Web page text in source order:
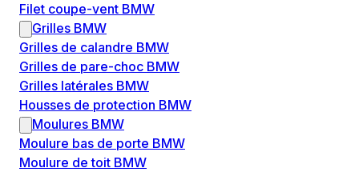
Filet coupe-vent BMW
Grilles BMW
Grilles de calandre BMW
Grilles de pare-choc BMW
Grilles latérales BMW
Housses de protection BMW
Moulures BMW
Moulure bas de porte BMW
Moulure de toit BMW